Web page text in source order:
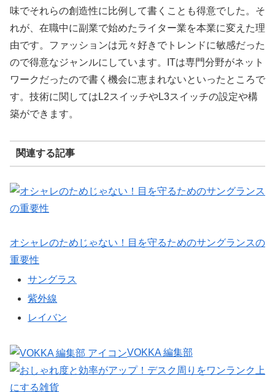
味でそれらの創造性に比例して書くことも得意でした。そ
れが、在職中に副業で始めたライター業を本業に変えた理
由です。ファッションは元々好きでトレンドに敏感だった
ので得意なジャンルにしています。ITは専門分野がネット
ワークだったので書く機会に恵まれないといったところで
す。技術に関してはL2スイッチやL3スイッチの設定や構
築ができます。
関連する記事
オシャレのためじゃない！目を守るためのサングランスの
重要性
サングラス
紫外線
レイバン
VOKKA 編集部